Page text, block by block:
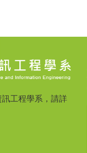
工程學系，請詳